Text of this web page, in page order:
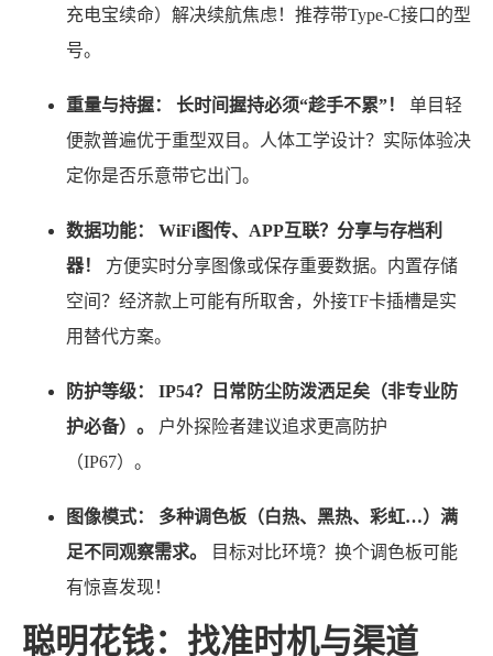
充电宝续命）解决续航焦虑！推荐带Type-C接口的型
号。
重量与持握： 长时间握持必须“趁手不累”！
单目轻
便款普遍优于重型双目。人体工学设计？实际体验决
定你是否乐意带它出门。
数据功能：
WiFi图传、APP互联？分享与存档利
器！
方便实时分享图像或保存重要数据。内置存储
空间？经济款上可能有所取舍，外接TF卡插槽是实
用替代方案。
防护等级：
IP54？日常防尘防泼洒足矣（非专业防
护必备）。
户外探险者建议追求更高防护
（IP67）。
图像模式：
多种调色板（白热、黑热、彩虹…）满
足不同观察需求。
目标对比环境？换个调色板可能
有惊喜发现！
聪明花钱：找准时机与渠道